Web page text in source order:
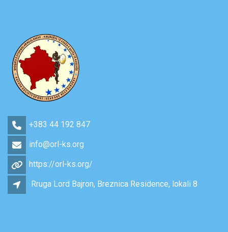
+383 44 192 847
info@orl-ks.org
https://orl-ks.org/
Rruga Lord Bajron, Breznica Residence, lokali 8